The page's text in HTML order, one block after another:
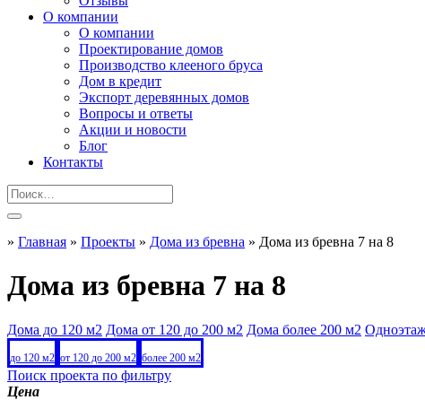
О компании
О компании
Проектирование домов
Производство клееного бруса
Дом в кредит
Экспорт деревянных домов
Вопросы и ответы
Акции и новости
Блог
Контакты
» Главная » Проекты » Дома из бревна » Дома из бревна 7 на 8
Дома из бревна 7 на 8
Дома до 120 м2 Дома от 120 до 200 м2 Дома более 200 м2
до 120 м2 от 120 до 200 м2 более 200 м2
Поиск проекта по фильтру
Цена